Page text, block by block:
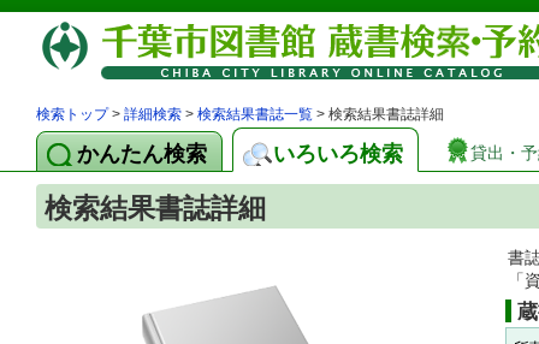
検索トップ> 詳細検索 > 検索結果書誌一覧 > 検索結果書誌詳細
かんたん検索 いろいろ検索 貸出・
検索結果書誌詳細
書
「